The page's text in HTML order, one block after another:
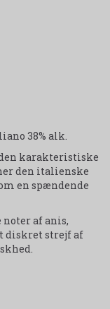
38% alk.
karakteristiske
den italienske
en spændende
noter af anis,
diskret strejf af